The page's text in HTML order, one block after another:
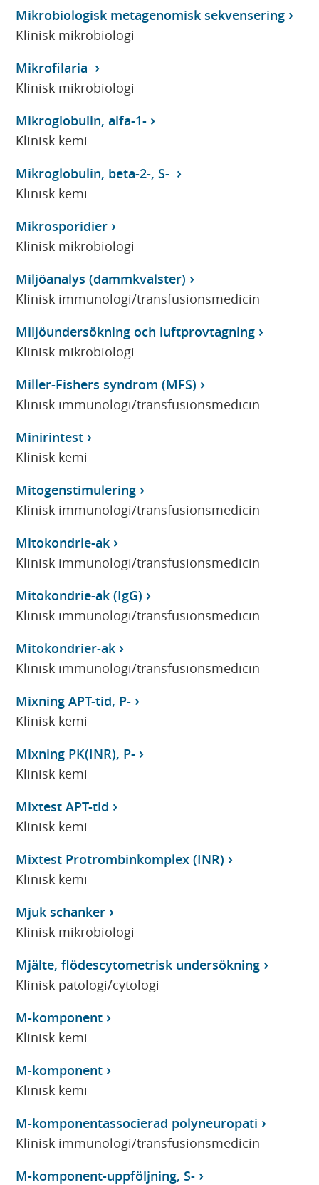
Mikrobiologisk metagenomisk sekvensering
Klinisk mikrobiologi
Mikrofilaria
Klinisk mikrobiologi
Mikroglobulin, alfa-1-
Klinisk kemi
Mikroglobulin, beta-2-, S-
Klinisk kemi
Mikrosporidier
Klinisk mikrobiologi
Miljöanalys (dammkvalster)
Klinisk immunologi/transfusionsmedicin
Miljöundersökning och luftprovtagning
Klinisk mikrobiologi
Miller-Fishers syndrom (MFS)
Klinisk immunologi/transfusionsmedicin
Minirintest
Klinisk kemi
Mitogenstimulering
Klinisk immunologi/transfusionsmedicin
Mitokondrie-ak
Klinisk immunologi/transfusionsmedicin
Mitokondrie-ak (IgG)
Klinisk immunologi/transfusionsmedicin
Mitokondrier-ak
Klinisk immunologi/transfusionsmedicin
Mixning APT-tid, P-
Klinisk kemi
Mixning PK(INR), P-
Klinisk kemi
Mixtest APT-tid
Klinisk kemi
Mixtest Protrombinkomplex (INR)
Klinisk kemi
Mjuk schanker
Klinisk mikrobiologi
Mjälte, flödescytometrisk undersökning
Klinisk patologi/cytologi
M-komponent
Klinisk kemi
M-komponent
Klinisk kemi
M-komponentassocierad polyneuropati
Klinisk immunologi/transfusionsmedicin
M-komponent-uppföljning, S-